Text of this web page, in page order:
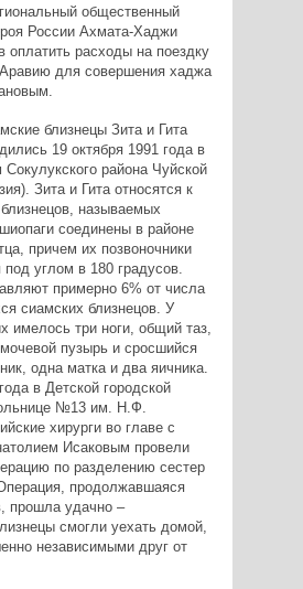
общественный
России Ахмата-Хаджи
оплатить расходы на поездку
для совершения хаджа
близнецы Зита и Гита
19 октября 1991 года в
района Чуйской
Зита и Гита относятся к
называемых
соединены в районе
причем их позвоночники
углом в 180 градусов.
примерно 6% от числа
сиамских близнецов. У
имелось три ноги, общий таз,
пузырь и сросшийся
одна матка и два яичника.
в Детской городской
№13 им. Н.Ф.
хирурги во главе с
Исаковым провели
по разделению сестер
продолжавшаяся
прошла удачно –
смогли уехать домой,
независимыми друг от